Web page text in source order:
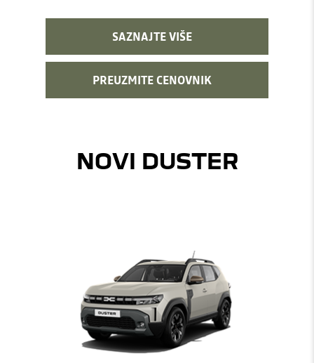
SAZNAJTE VIŠE
PREUZMITE CENOVNIK
NOVI DUSTER